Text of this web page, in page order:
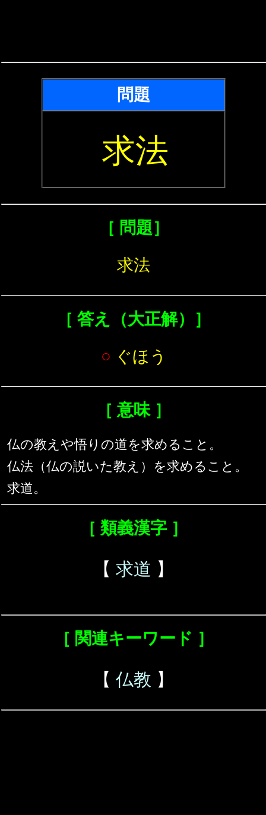
問題
求法
［ 問題］
求法
［ 答え（大正解）］
○ ぐほう
［ 意味 ］
仏の教えや悟りの道を求めること。
仏法（仏の説いた教え）を求めること。
求道。
［ 類義漢字 ］
【 求道 】
［ 関連キーワード ］
【 仏教 】